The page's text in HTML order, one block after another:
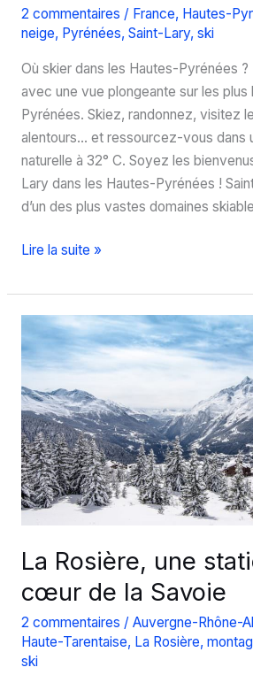
2 commentaires / France, Hautes-
neige, Pyrénées, Saint-Lary, ski
Où skier dans les Hautes-Pyrénées
avec une vue plongeante sur les
Pyrénées. Skiez, randonnez, visitez
alentours… et ressourcez-vous dans
naturelle à 32° C. Soyez les
Lary dans les Hautes-Pyrénées !
d’un des plus vastes domaines
Où
dans
les
Hautes-
Pyrénées
?
A
Saint-
Lary
!
Lire la suite »
La Rosière, une
cœur de la Savoie
2 commentaires / Auvergne-Rhône-
Haute-Tarentaise, La Rosière,
ski